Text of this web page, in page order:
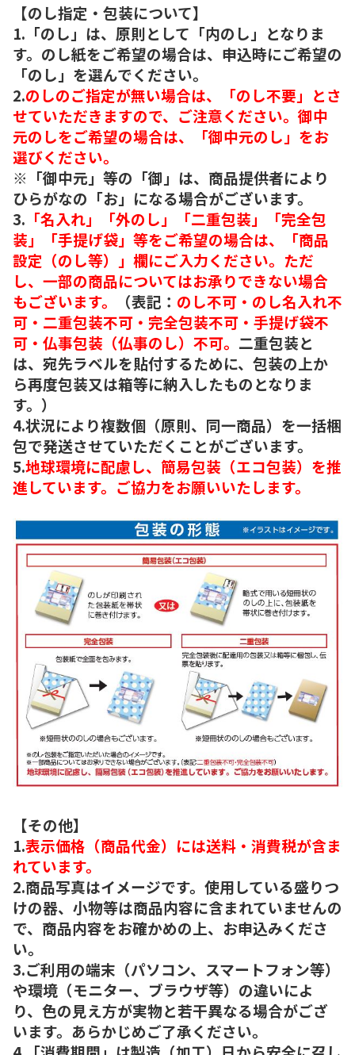
【のし指定・包装について】
1.「のし」は、原則として「内のし」となりま
す。のし紙をご希望の場合は、申込時にご希望の
「のし」を選んでください。
2.のしのご指定が無い場合は、「のし不要」とさ
せていただきますので、ご注意ください。御中
元のしをご希望の場合は、「御中元のし」をお
選びください。
※「御中元」等の「御」は、商品提供者により
ひらがなの「お」になる場合がございます。
3. 「名入れ」「外のし」「二重包装」「完全包
装」「手提げ袋」等をご希望の場合は、「商品
設定（のし等）」欄にご入力ください。ただ
し、一部の商品についてはお承りできない場合
もございます。
（表記： のし不可・のし名入れ不
可・二重包装不可・完全包装不可・手提げ袋不
可・仏事包装（仏事のし）不可。 二重包装と
は、宛先ラベルを貼付するために、包装の上か
ら再度包装又は箱等に納入したものとなりま
す。）
4.状況により複数個（原則、同一商品）を一括梱
包で発送させていただくことがございます。
5.地球環境に配慮し、簡易包装（エコ包装）を推
進しています。ご協力をお願いいたします。
【その他】
1.表示価格（商品代金）には送料・消費税が含ま
れています。
2.商品写真はイメージです。使用している盛りつ
けの器、小物等は商品内容に含まれていませんの
で、商品内容をお確かめの上、お申込みくださ
い。
3.ご利用の端末（パソコン、スマートフォン等）
や環境（モニター、ブラウザ等）の違いによ
り、色の見え方が実物と若干異なる場合がござ
います。あらかじめご了承ください。